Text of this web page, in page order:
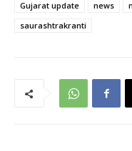
Gujarat update
news
saurashtrakranti